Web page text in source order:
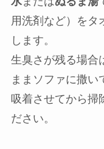
用洗剤など）をタ
します。
生臭さが残る場合
ままソファに撒い
吸着させてから掃
ださい。